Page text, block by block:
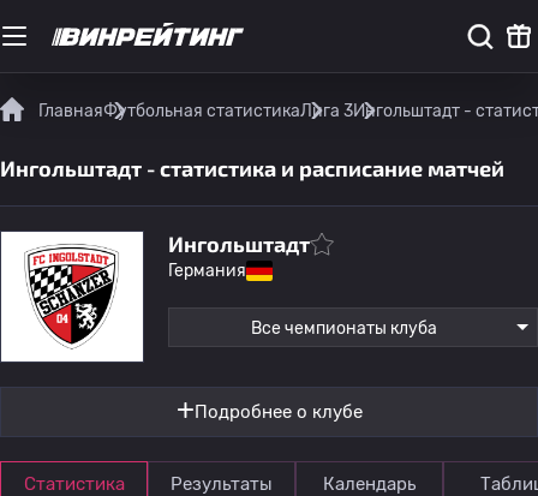
ГлавнаяФутбольная статистикаЛига 3Ингольштадт -
Ингольштадт - статистика и расписание матчей
Ингольштадт
Германия
Все чемпионаты клуба
Подробнее о клубе
Статистика Результаты Календарь